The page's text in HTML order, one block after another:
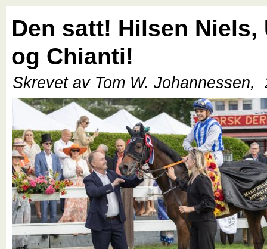
Den satt! Hilsen Niels,
og Chianti!
Skrevet av Tom W. Johannessen,